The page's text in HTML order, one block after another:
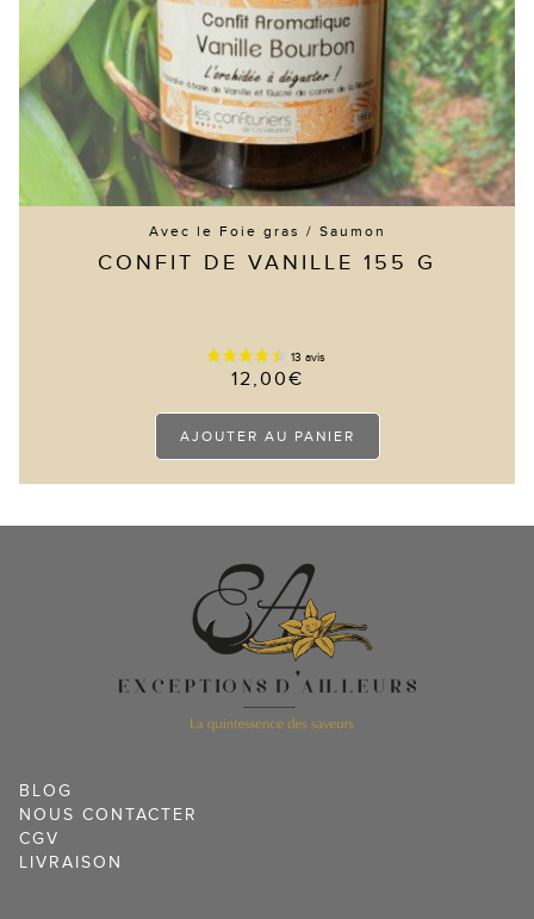
Avec le Foie gras / Saumon
CONFIT DE VANILLE 155 G
12,00€
AJOUTER AU PANIER
BLOG
NOUS CONTACTER
CGV
LIVRAISON